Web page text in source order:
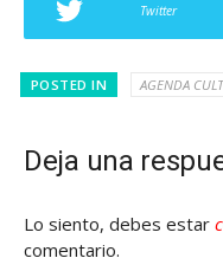
Twitter
POSTED IN AGENDA
Deja una
Lo siento, debes estar
comentario.